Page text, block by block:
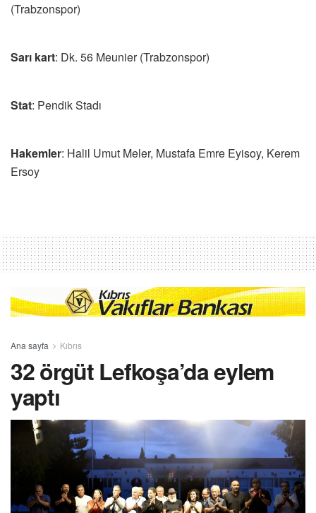
(Trabzonspor)
Sarı kart: Dk. 56 Meunier (Trabzonspor)
Stat: Pendik Stadı
Hakemler: Halil Umut Meler, Mustafa Emre Eyisoy, Kerem
Ersoy
Ana sayfa Kıbrıs
32 örgüt Lefkoşa’da eylem
yaptı